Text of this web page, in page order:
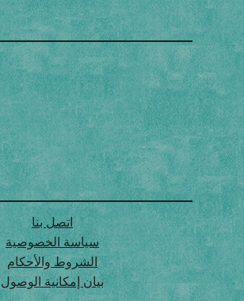
اتصل بنا
سياسة الخصوصية
الشروط والأحكام
بيان إمكانية الوصول